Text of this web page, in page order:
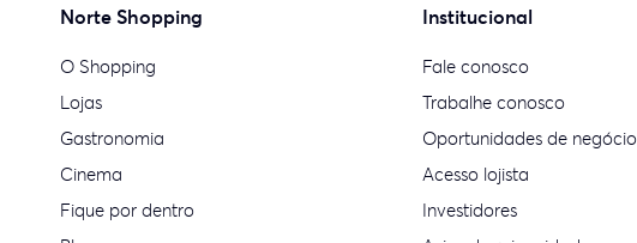
Norte Shopping
O Shopping
Lojas
Gastronomia
Cinema
Fique por dentro
Institucional
Fale conosco
Trabalhe conosco
Oportunidades de negócio
Acesso lojista
Investidores